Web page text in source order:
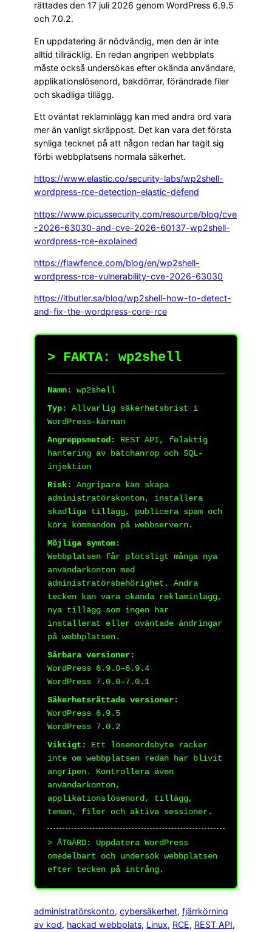
rättades den 17 juli 2026 genom WordPress 6.9.5
och 7.0.2.
En uppdatering är nödvändig, men den är inte
alltid tillräcklig. En redan angripen webbplats
måste också undersökas efter okända användare,
applikationslösenord, bakdörrar, förändrade filer
och skadliga tillägg.
Ett oväntat reklaminlägg kan med andra ord vara
mer än vanligt skräppost. Det kan vara det första
synliga tecknet på att någon redan har tagit sig
förbi webbplatsens normala säkerhet.
https://www.elastic.co/security-labs/wp2shell-
wordpress-rce-detection-elastic-defend
https://www.picussecurity.com/resource/blog/cve
-2026-63030-and-cve-2026-60137-wp2shell-
wordpress-rce-explained
https://flawfence.com/blog/en/wp2shell-
wordpress-rce-vulnerability-cve-2026-63030
https://itbutler.sa/blog/wp2shell-how-to-detect-
and-fix-the-wordpress-core-rce
> FAKTA: wp2shell
Namn:
wp2shell
Typ:
Allvarlig säkerhetsbrist i
WordPress-kärnan
Angreppsmetod:
REST API, felaktig
hantering av batchanrop och SQL-
injektion
Risk:
Angripare kan skapa
administratörskonton, installera
skadliga tillägg, publicera spam och
köra kommandon på webbservern.
Möjliga symtom:
Webbplatsen får plötsligt många nya
användarkonton med
administratörsbehörighet. Andra
tecken kan vara okända reklaminlägg,
nya tillägg som ingen har
installerat eller oväntade ändringar
på webbplatsen.
Sårbara versioner:
WordPress 6.9.0–6.9.4
WordPress 7.0.0–7.0.1
Säkerhetsrättade versioner:
WordPress 6.9.5
WordPress 7.0.2
Viktigt:
Ett lösenordsbyte räcker
inte om webbplatsen redan har blivit
angripen. Kontrollera även
användarkonton,
applikationslösenord, tillägg,
teman, filer och aktiva sessioner.
> ÅTGÄRD: Uppdatera WordPress
omedelbart och undersök webbplatsen
efter tecken på intrång.
administratörskonto, cybersäkerhet, fjärrkörning
av kod, hackad webbplats, Linux, RCE, REST API